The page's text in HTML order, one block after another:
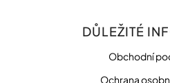
DŮLEŽITÉ
Obchodní
Ochrana